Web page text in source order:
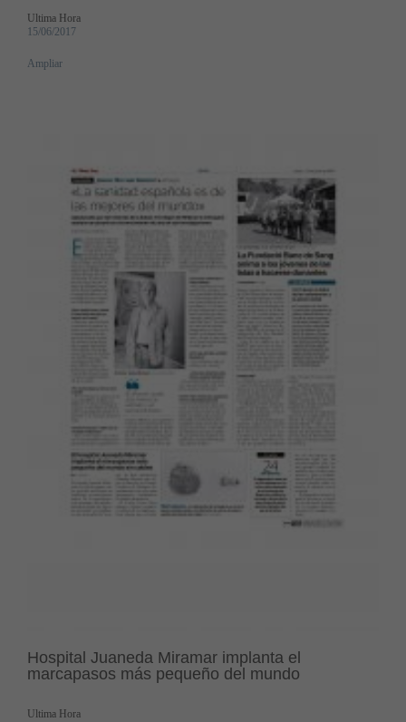
Ultima Hora
15/06/2017
Ampliar
Hospital Juaneda Miramar implanta el
marcapasos más pequeño del mundo
Ultima Hora